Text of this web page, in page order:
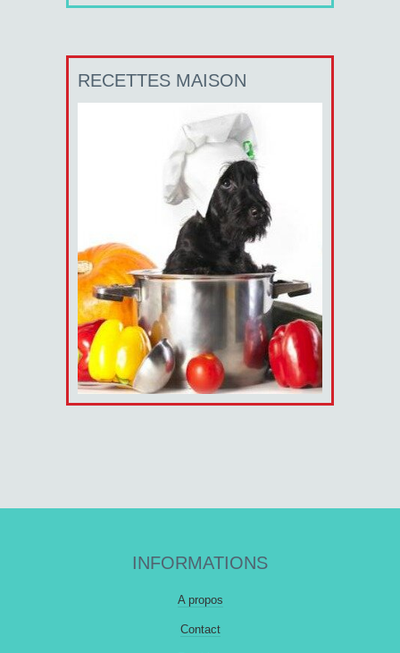
RECETTES MAISON
INFORMATIONS
A propos
Contact